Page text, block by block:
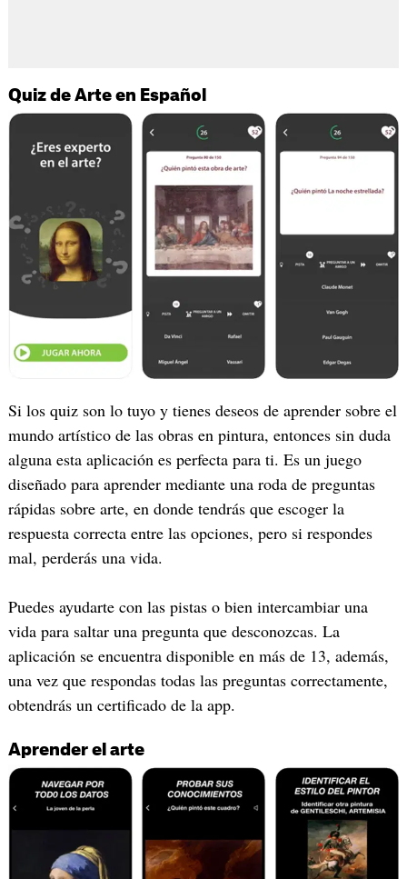
Quiz de Arte en Español
‎Si los quiz son lo tuyo y tienes deseos de aprender sobre el
mundo artístico de las obras en pintura, entonces sin duda
alguna esta aplicación es perfecta para ti. Es un juego
diseñado para aprender mediante una roda de preguntas
rápidas sobre arte, en donde tendrás que escoger la
respuesta correcta entre las opciones, pero si respondes
mal, perderás una vida.
Puedes ayudarte con las pistas o bien intercambiar una
vida para saltar una pregunta que desconozcas. La
aplicación se encuentra disponible en más de 13, además,
una vez que respondas todas las preguntas correctamente,
obtendrás un certificado de la app.
Aprender el arte